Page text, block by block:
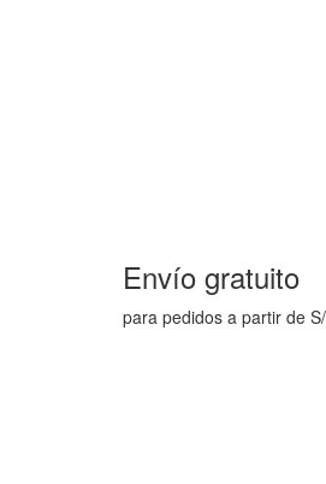
Envío gratuito
para pedidos a partir de